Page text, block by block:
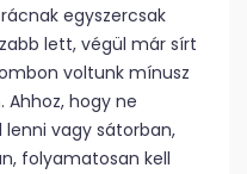
egyszercsak
lett, végül már sírt
voltunk mínusz
Ahhoz, hogy ne
vagy sátorban,
folyamatosan kell